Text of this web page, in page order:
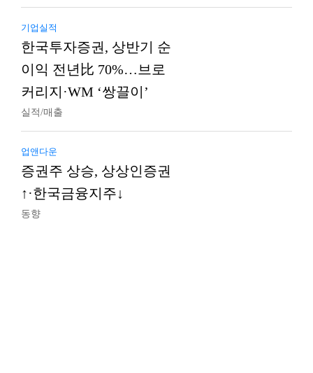
기업실적
한국투자증권, 상반기 순
이익 전년比 70%…브로
커리지·WM ‘쌍끌이’
실적/매출
업앤다운
증권주 상승, 상상인증권
↑·한국금융지주↓
동향